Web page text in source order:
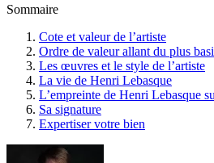
Sommaire
Cote et valeur de l’artiste
Ordre de valeur allant du plus
Les œuvres et le style de l’artiste
La vie de Henri Lebasque
L’empreinte de Henri Lebasque
Sa signature
Expertiser votre bien